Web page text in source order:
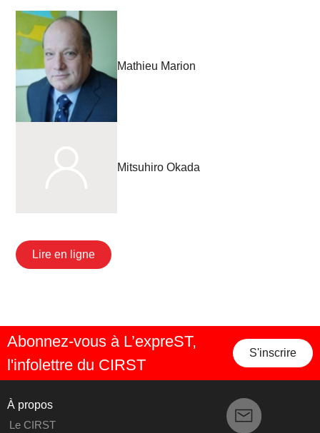
Mathieu Marion
Mitsuhiro Okada
Lire en ligne
Abonnez-vous à L’expreST,
l'infolettre du CIRST
S'inscrire
À propos
Le CIRST